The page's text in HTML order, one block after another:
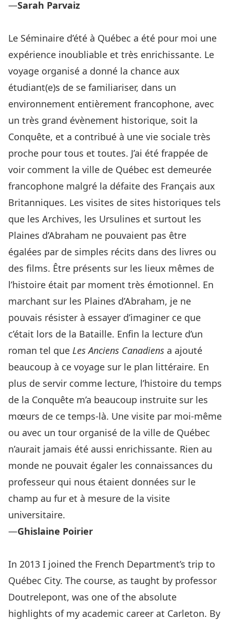
—Sarah Parvaiz
Le Séminaire d’été à Québec a été pour moi une
expérience inoubliable et très enrichissante. Le
voyage organisé a donné la chance aux
étudiant(e)s de se familiariser, dans un
environnement entièrement francophone, avec
un très grand évènement historique, soit la
Conquête, et a contribué à une vie sociale très
proche pour tous et toutes. J’ai été frappée de
voir comment la ville de Québec est demeurée
francophone malgré la défaite des Français aux
Britanniques. Les visites de sites historiques tels
que les Archives, les Ursulines et surtout les
Plaines d’Abraham ne pouvaient pas être
égalées par de simples récits dans des livres ou
des films. Être présents sur les lieux mêmes de
l’histoire était par moment très émotionnel. En
marchant sur les Plaines d’Abraham, je ne
pouvais résister à essayer d’imaginer ce que
c’était lors de la Bataille. Enfin la lecture d’un
roman tel que Les Anciens Canadiens a ajouté
beaucoup à ce voyage sur le plan littéraire. En
plus de servir comme lecture, l’histoire du temps
de la Conquête m’a beaucoup instruite sur les
mœurs de ce temps-là. Une visite par moi-même
ou avec un tour organisé de la ville de Québec
n’aurait jamais été aussi enrichissante. Rien au
monde ne pouvait égaler les connaissances du
professeur qui nous étaient données sur le
champ au fur et à mesure de la visite
universitaire.
—Ghislaine Poirier
In 2013 I joined the French Department’s trip to
Québec City. The course, as taught by professor
Doutrelepont, was one of the absolute
highlights of my academic career at Carleton. By